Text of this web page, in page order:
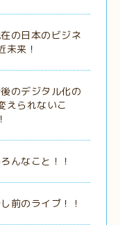
の日本のビジネ
未来！
のデジタル化の
えられないこ
んなこと！！
前のライブ！！